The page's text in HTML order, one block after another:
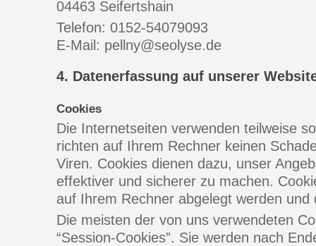
04463 Seifertshain
Telefon: 0152-54079093
E-Mail: pellny@seolyse.de
4. Datenerfassung auf unserer
Cookies
Die Internetseiten verwenden teilweise
richten auf Ihrem Rechner keinen
Viren. Cookies dienen dazu, unser
effektiver und sicherer zu machen.
auf Ihrem Rechner abgelegt werden
Die meisten der von uns verwendeten
“Session-Cookies”. Sie werden nach